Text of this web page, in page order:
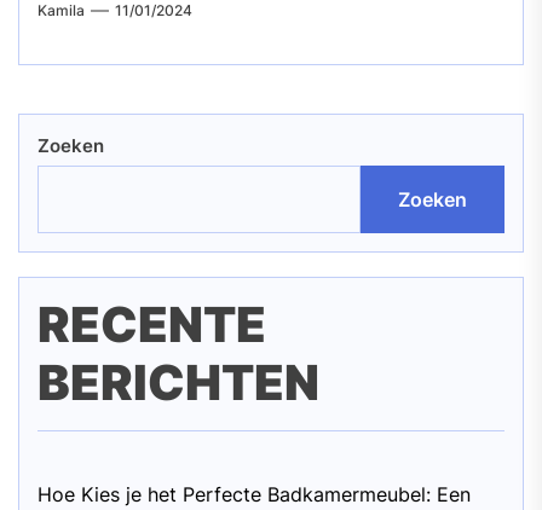
Kamila 11/01/2024
Zoeken
Zoeken
RECENTE
BERICHTEN
Hoe Kies je het Perfecte Badkamermeubel: Een